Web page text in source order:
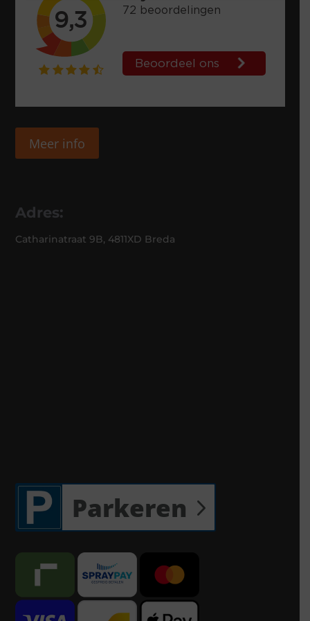
Meer info
Adres:
Catharinatraat 9B, 4811XD Breda
Parkeren